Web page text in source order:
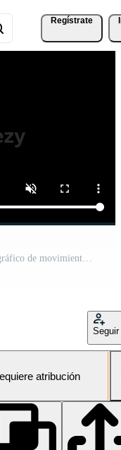
Regístrate
gracias imágenes de animación de texto. gráfico de movimiento de letras de texto en pantalla negra Vídeo Gratis
Seguir
atribución